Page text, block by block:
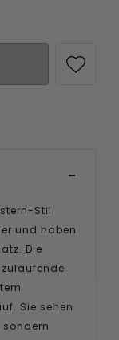
Stil
und haben
Die
Sie sehen